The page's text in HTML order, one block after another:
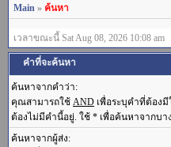
Main » ค้นหา
เวลาขณะนี้ Sat Aug 08, 2026 10:08 am
คำที่จะค้นหา
ค้นหาจากคำว่า:
คุณสามารถใช้ AND เพื่อระบุคำที่ต้อง
ต้องไม่มีคำนี้อยู่. ใช้ * เพื่อค้นหาจากบา
ค้นหาจากผู้ส่ง: